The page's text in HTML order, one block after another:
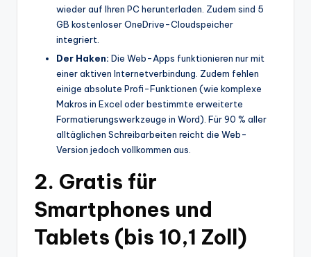
wieder auf Ihren PC herunterladen. Zudem sind 5
GB kostenloser OneDrive-Cloudspeicher
integriert.
Der Haken: Die Web-Apps funktionieren nur mit
einer aktiven Internetverbindung. Zudem fehlen
einige absolute Profi-Funktionen (wie komplexe
Makros in Excel oder bestimmte erweiterte
Formatierungswerkzeuge in Word). Für 90 % aller
alltäglichen Schreibarbeiten reicht die Web-
Version jedoch vollkommen aus.
2. Gratis für
Smartphones und
Tablets (bis 10,1 Zoll)